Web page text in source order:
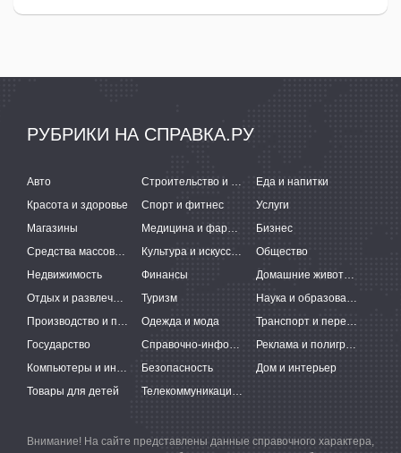
РУБРИКИ НА СПРАВКА.РУ
Авто Строительство и ремонт
Еда и напитки
Красота и здоровье
Спорт и фитнес
Услуги
Магазины
Медицина и фармацевтика
Бизнес
Средства массовой информации
Культура и искусство
Общество
Недвижимость
Финансы
Домашние животные
Отдых и развлечения
Туризм
Наука и образование
Производство и поставки
Одежда и мода
Транспорт и перевозки
Государство
Справочно-информационные системы
Реклама и полиграфия
Компьютеры и интернет
Безопасность
Дом и интерьер
Товары для детей
Телекоммуникации и связь
Внимание! На сайте представлены данные справочного характера,